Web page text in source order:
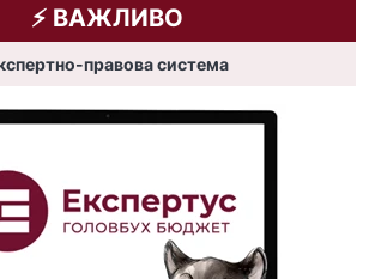
⚡️ ВАЖЛИВО
правова система